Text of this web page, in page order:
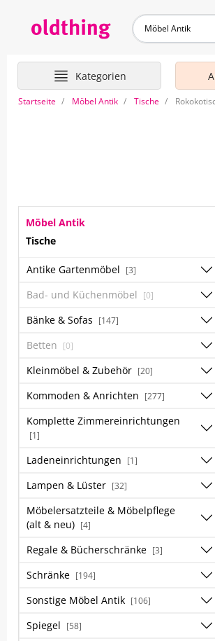
Möbel Antik
Kategorien
Startseite Möbel Antik Tische
Möbel Antik
Tische
Antike Gartenmöbel [3]
Bad- und Küchenmöbel [0]
Bänke & Sofas [147]
Betten [0]
Kleinmöbel & Zubehör [20]
Kommoden & Anrichten [277]
Komplette Zimmereinrichtungen
[1]
Ladeneinrichtungen [1]
Lampen & Lüster [32]
Möbelersatzteile & Möbelpflege
(alt & neu) [4]
Regale & Bücherschränke [3]
Schränke [194]
Sonstige Möbel Antik [106]
Spiegel [58]